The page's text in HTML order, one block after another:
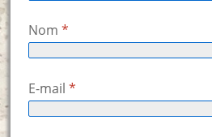
Nom *
E-mail *